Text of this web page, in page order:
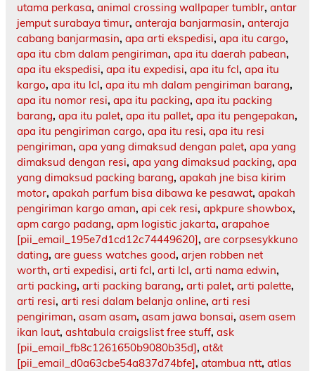
utama perkasa, animal crossing wallpaper tumblr, antar
jemput surabaya timur, anteraja banjarmasin, anteraja
cabang banjarmasin, apa arti ekspedisi, apa itu cargo,
apa itu cbm dalam pengiriman, apa itu daerah pabean,
apa itu ekspedisi, apa itu expedisi, apa itu fcl, apa itu
kargo, apa itu lcl, apa itu mh dalam pengiriman barang,
apa itu nomor resi, apa itu packing, apa itu packing
barang, apa itu palet, apa itu pallet, apa itu pengepakan,
apa itu pengiriman cargo, apa itu resi, apa itu resi
pengiriman, apa yang dimaksud dengan palet, apa yang
dimaksud dengan resi, apa yang dimaksud packing, apa
yang dimaksud packing barang, apakah jne bisa kirim
motor, apakah parfum bisa dibawa ke pesawat, apakah
pengiriman kargo aman, api cek resi, apkpure showbox,
apm cargo padang, apm logistic jakarta, arapahoe
[pii_email_195e7d1cd12c74449620], are corpsesykkuno
dating, are guess watches good, arjen robben net
worth, arti expedisi, arti fcl, arti lcl, arti nama edwin,
arti packing, arti packing barang, arti palet, arti palette,
arti resi, arti resi dalam belanja online, arti resi
pengiriman, asam asam, asam jawa bonsai, asem asem
ikan laut, ashtabula craigslist free stuff, ask
[pii_email_fb8c1261650b9080b35d], at&t
[pii_email_d0a63cbe54a837d74bfe], atambua ntt, atlas